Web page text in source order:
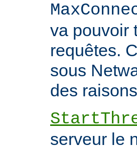
va pouvoir
requêtes.
sous
des
serveur le